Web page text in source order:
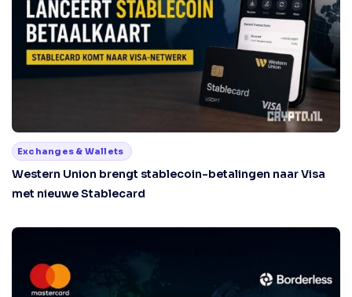
Exchanges & Wallets
Western Union brengt stablecoin-betalingen naar Visa
met nieuwe Stablecard